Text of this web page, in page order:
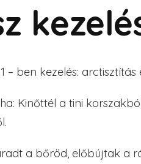
– ben kezelés: arctisztítás
Kinőttél a tini
a bőröd, előbújtak a